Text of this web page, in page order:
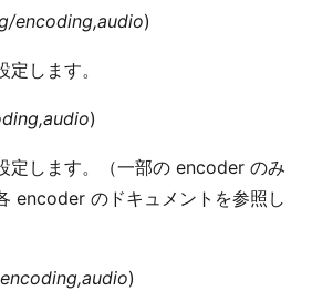
encoding,audio)
します。
)
定します。（一部の encoder のみ
encoder のドキュメントを参照し
encoding,audio)